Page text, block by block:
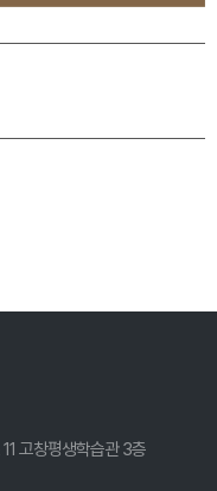
고창평생학습관 3층